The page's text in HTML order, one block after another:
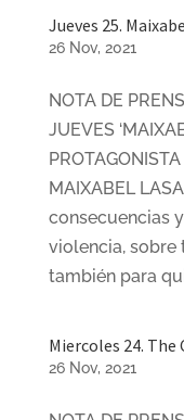
Jueves 25.
26 Nov, 2021
NOTA DE
JUEVES
MAIXABEL
consecuencias
violencia, sobre
también para
Miercoles 24. The
26 Nov, 2021